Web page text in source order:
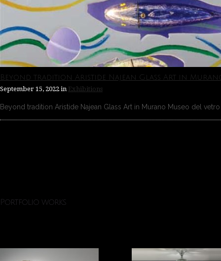
Beyond tradition Aristide Najean Glass Art in
September 15, 2022 in Exhibitions
Beyond tradition Aristide Najean Glass Art in Murano Museo del
Portfolio works